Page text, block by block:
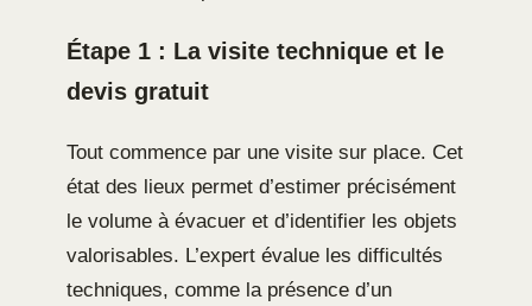
Étape 1 : La visite technique et le
devis gratuit
Tout commence par une visite sur place. Cet
état des lieux permet d’estimer précisément
le volume à évacuer et d’identifier les objets
valorisables. L’expert évalue les difficultés
techniques, comme la présence d’un